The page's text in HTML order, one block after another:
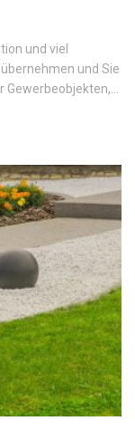
und viel
und Sie